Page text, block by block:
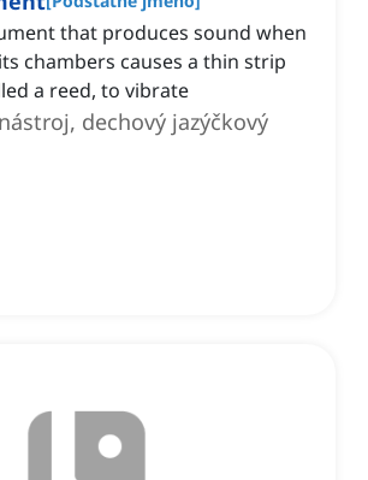
that produces sound when
chambers causes a thin strip
a reed, to vibrate
dechový jazýčkový